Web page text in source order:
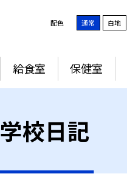
配色 通常 白地
給食室 保健室
学校日記